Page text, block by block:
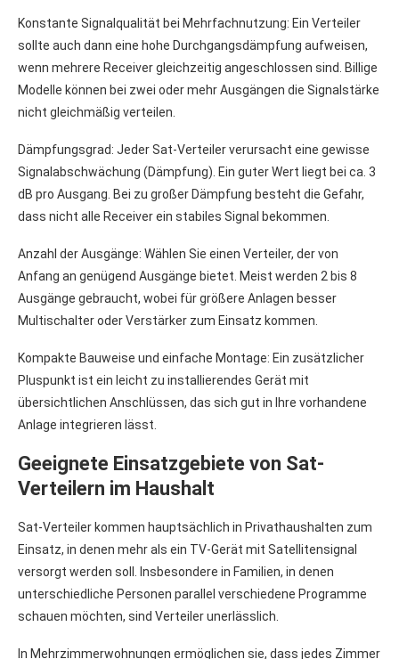
Konstante Signalqualität bei Mehrfachnutzung: Ein Verteiler
sollte auch dann eine hohe Durchgangsdämpfung aufweisen,
wenn mehrere Receiver gleichzeitig angeschlossen sind. Billige
Modelle können bei zwei oder mehr Ausgängen die Signalstärke
nicht gleichmäßig verteilen.
Dämpfungsgrad: Jeder Sat-Verteiler verursacht eine gewisse
Signalabschwächung (Dämpfung). Ein guter Wert liegt bei ca. 3
dB pro Ausgang. Bei zu großer Dämpfung besteht die Gefahr,
dass nicht alle Receiver ein stabiles Signal bekommen.
Anzahl der Ausgänge: Wählen Sie einen Verteiler, der von
Anfang an genügend Ausgänge bietet. Meist werden 2 bis 8
Ausgänge gebraucht, wobei für größere Anlagen besser
Multischalter oder Verstärker zum Einsatz kommen.
Kompakte Bauweise und einfache Montage: Ein zusätzlicher
Pluspunkt ist ein leicht zu installierendes Gerät mit
übersichtlichen Anschlüssen, das sich gut in Ihre vorhandene
Anlage integrieren lässt.
Geeignete Einsatzgebiete von Sat-
Verteilern im Haushalt
Sat-Verteiler kommen hauptsächlich in Privathaushalten zum
Einsatz, in denen mehr als ein TV-Gerät mit Satellitensignal
versorgt werden soll. Insbesondere in Familien, in denen
unterschiedliche Personen parallel verschiedene Programme
schauen möchten, sind Verteiler unerlässlich.
In Mehrzimmerwohnungen ermöglichen sie, dass jedes Zimmer